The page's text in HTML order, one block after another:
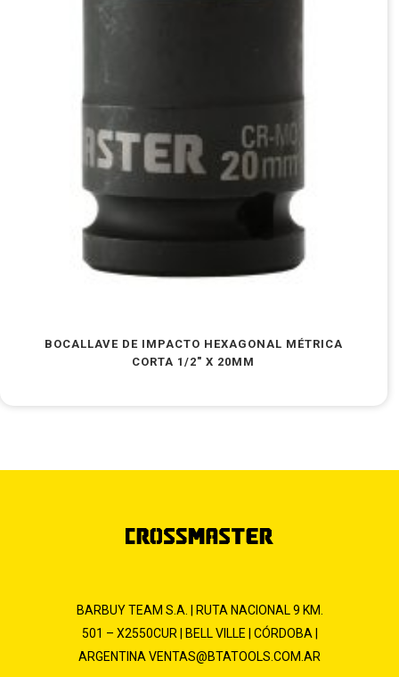
BOCALLAVE DE IMPACTO HEXAGONAL MÉTRICA
CORTA 1/2″ X 20MM
BARBUY TEAM S.A. | RUTA NACIONAL 9 KM.
501 – X2550CUR | BELL VILLE | CÓRDOBA |
ARGENTINA VENTAS@BTATOOLS.COM.AR